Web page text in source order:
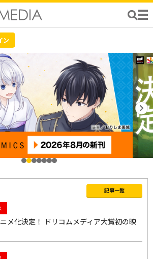
ン
記事一覧
メ化決定！ ドリコムメディア大賞初の映